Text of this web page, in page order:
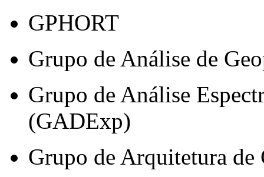
GPHORT
Grupo de Análise de
Grupo de Análise
(GADExp)
Grupo de Arquitetura